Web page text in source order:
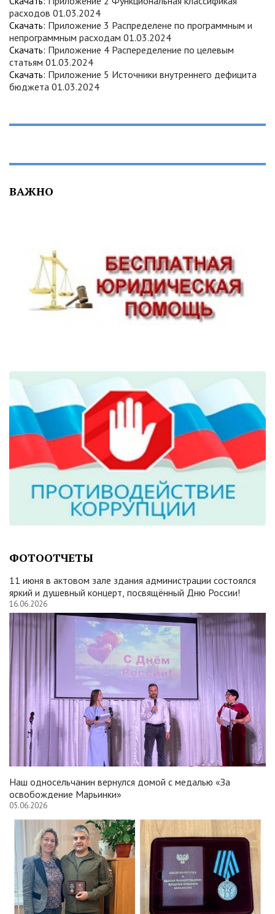
расходов 01.03.2024
Скачать: Приложение 3 Распределене по программным и
непрограммным расходам 01.03.2024
Скачать: Приложение 4 Распеределение по целевым
статьям 01.03.2024
Скачать: Приложение 5 Источники внутреннего дефицита
бюджета 01.03.2024
ВАЖНО
ФОТООТЧЕТЫ
11 июня в актовом зале здания администрации состоялся
яркий и душевный концерт, посвящённый Дню России!
16.06.2026
Наш односельчанин вернулся домой с медалью «За
освобождение Марьинки»
05.06.2026